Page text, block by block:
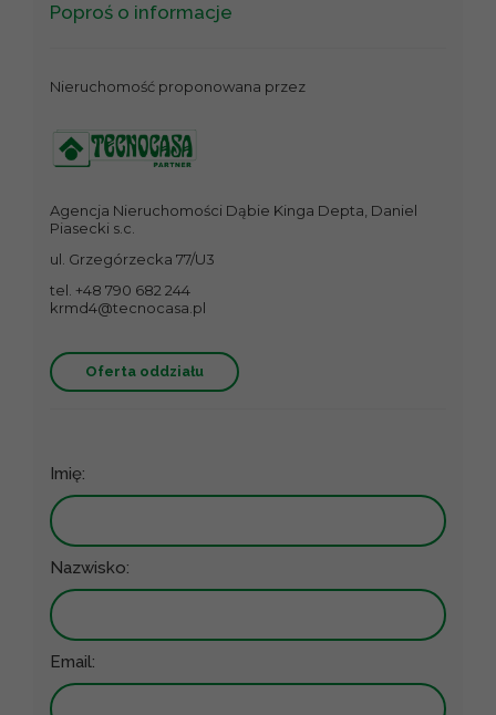
Poproś o informacje
Nieruchomość proponowana przez
Agencja Nieruchomości Dąbie Kinga Depta, Daniel
Piasecki s.c.
ul. Grzegórzecka 77/U3
tel. +48 790 682 244
krmd4@tecnocasa.pl
Oferta oddziału
Imię:
Nazwisko:
Email: